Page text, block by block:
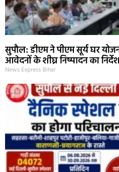
सुपौल: डीएम ने पीएम सूर्य घर
आवेदनों के शीघ्र निष्पादन का
News Express Bihar